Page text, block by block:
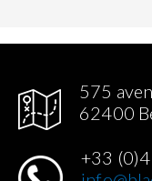
575
62400
+33